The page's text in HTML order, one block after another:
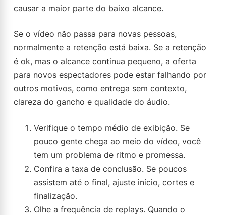
causar a maior parte do baixo alcance.
Se o vídeo não passa para novas pessoas,
normalmente a retenção está baixa. Se a retenção
é ok, mas o alcance continua pequeno, a oferta
para novos espectadores pode estar falhando por
outros motivos, como entrega sem contexto,
clareza do gancho e qualidade do áudio.
Verifique o tempo médio de exibição. Se
pouco gente chega ao meio do vídeo, você
tem um problema de ritmo e promessa.
Confira a taxa de conclusão. Se poucos
assistem até o final, ajuste início, cortes e
finalização.
Olhe a frequência de replays. Quando o